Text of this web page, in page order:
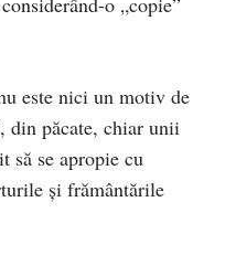
este nici un motiv de
din păcate, chiar unii
să se apropie cu
și frământările